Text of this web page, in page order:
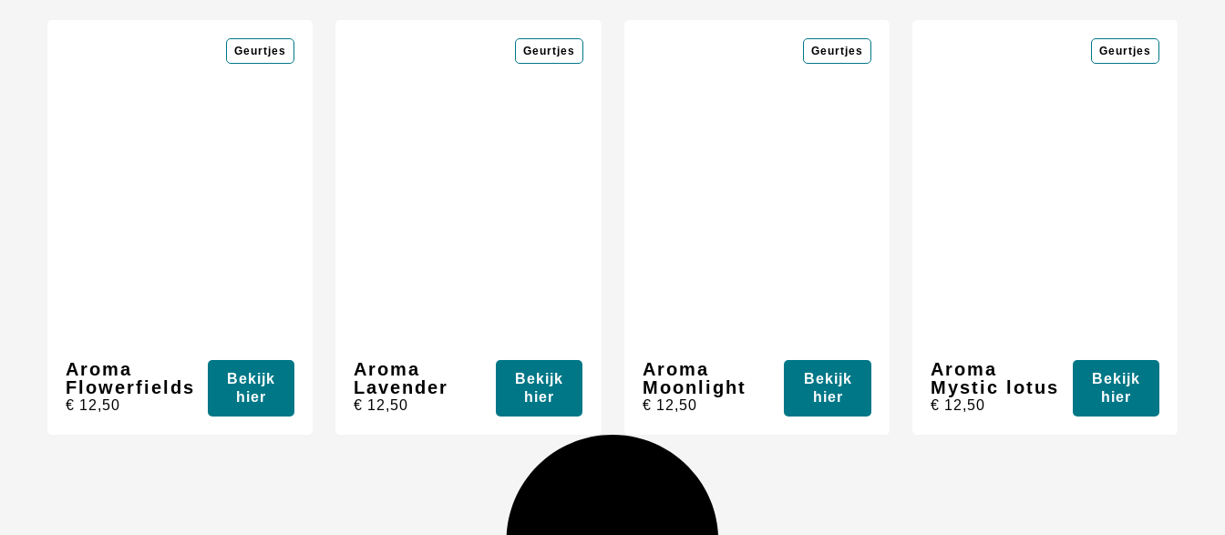
Geurtjes
Aroma
Flowerfields
€ 12,50
Bekijk
hier
Geurtjes
Aroma
Lavender
€ 12,50
Bekijk
hier
Geurtjes
Aroma
Moonlight
€ 12,50
Bekijk
hier
Geurtjes
Aroma
Mystic lotus
€ 12,50
Bekijk
hier